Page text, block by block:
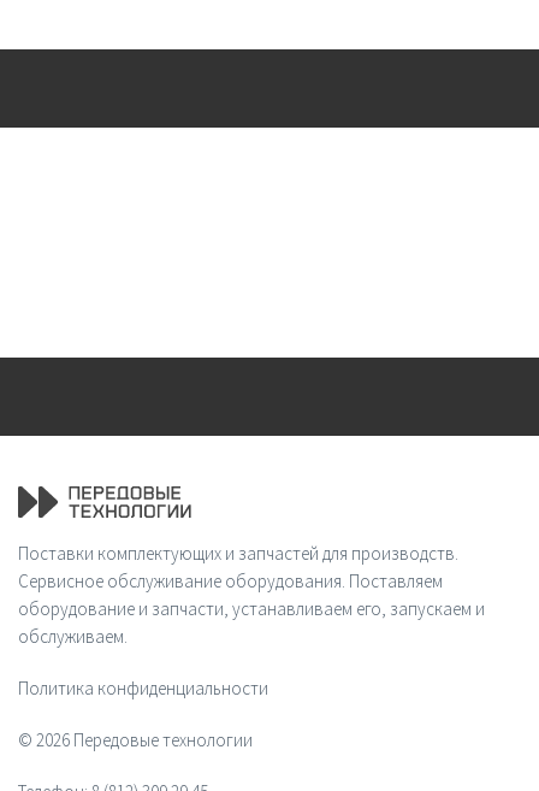
Поставки комплектующих и запчастей для производств.
Сервисное обслуживание оборудования. Поставляем
оборудование и запчасти, устанавливаем его, запускаем и
обслуживаем.
Политика конфиденциальности
© 2026 Передовые технологии